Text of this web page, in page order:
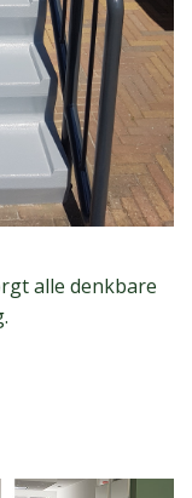
alle denkbare